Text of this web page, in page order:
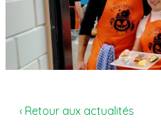
‹ Retour aux actualités